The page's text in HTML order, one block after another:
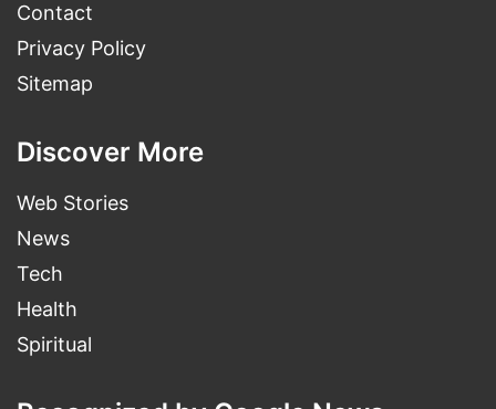
Contact
Privacy Policy
Sitemap
Discover More
Web Stories
News
Tech
Health
Spiritual